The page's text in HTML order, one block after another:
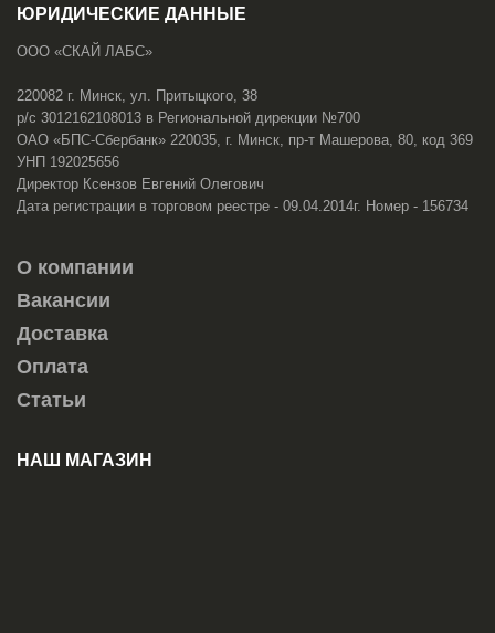
ЮРИДИЧЕСКИЕ ДАННЫЕ
ООО «СКАЙ ЛАБС»
220082 г. Минск, ул. Притыцкого, 38
р/с 3012162108013 в Региональной дирекции №700
ОАО «БПС-Сбербанк» 220035, г. Минск, пр-т Машерова, 80, код 369
УНП 192025656
Директор Ксензов Евгений Олегович
Дата регистрации в торговом реестре - 09.04.2014г. Номер - 156734
О компании
Вакансии
Доставка
Оплата
Статьи
НАШ МАГАЗИН